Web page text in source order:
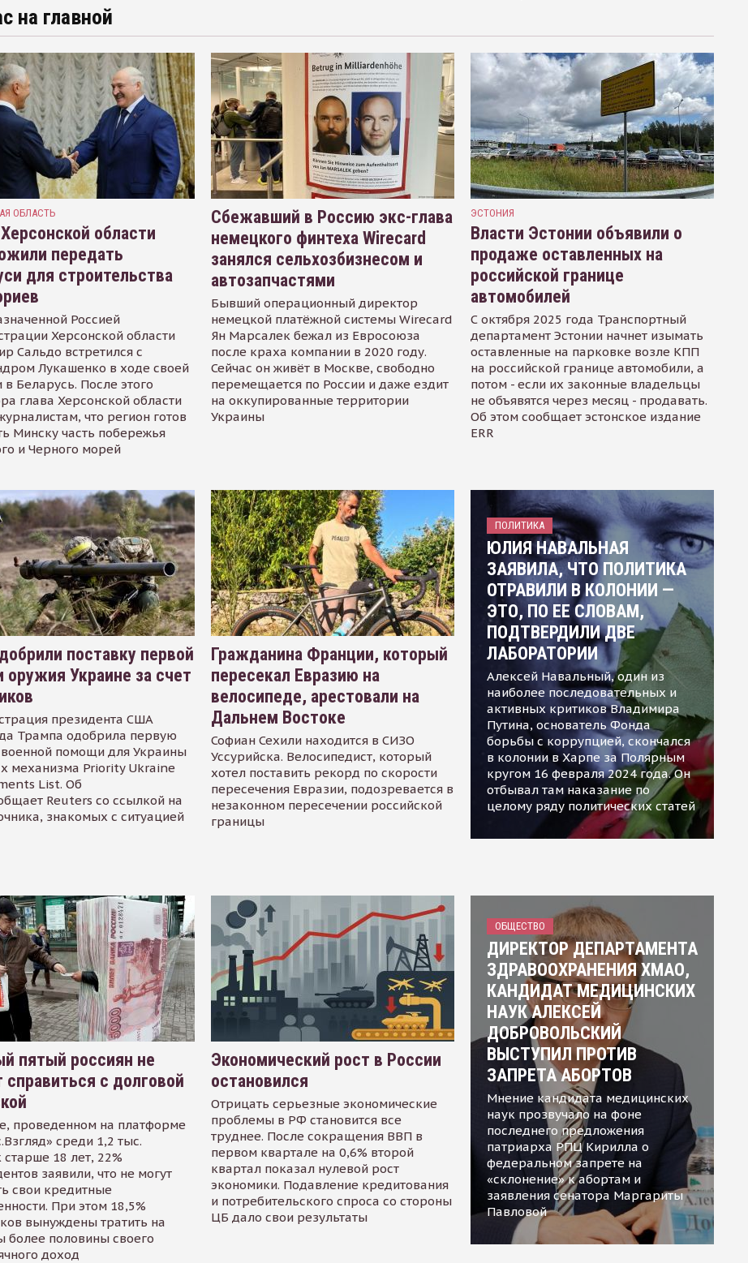
на главной
ОБЛАСТЬ
области
передать
для строительства
Россией
Херсонской области
Сальдо встретился с
Лукашенко в ходе своей
в Беларусь. После этого
глава Херсонской области
что регион готов
Минску часть побережья
и Черного морей
Сбежавший в Россию экс-глава
немецкого финтеха Wirecard
занялся сельхозбизнесом и
автозапчастями
Бывший операционный директор
немецкой платёжной системы Wirecard
Ян Марсалек бежал из Евросоюза
после краха компании в 2020 году.
Сейчас он живёт в Москве, свободно
перемещается по России и даже ездит
на оккупированные территории
Украины
ЭСТОНИЯ
Власти Эстонии объявили о
продаже оставленных на
российской границе
автомобилей
С октября 2025 года Транспортный
департамент Эстонии начнет изымать
оставленные на парковке возле КПП
на российской границе автомобили, а
потом - если их законные владельцы
не объявятся через месяц - продавать.
Об этом сообщает эстонское издание
ERR
поставку первой
оружия Украине за счет
президента США
Трампа одобрила первую
помощи для Украины
механизма Priority Ukraine
List. Об
Reuters со ссылкой на
знакомых с ситуацией
Гражданина Франции, который
пересекал Евразию на
велосипеде, арестовали на
Дальнем Востоке
Софиан Сехили находится в СИЗО
Уссурийска. Велосипедист, который
хотел поставить рекорд по скорости
пересечения Евразии, подозревается в
незаконном пересечении российской
границы
ПОЛИТИКА
ЮЛИЯ НАВАЛЬНАЯ
ЗАЯВИЛА, ЧТО ПОЛИТИКА
ОТРАВИЛИ В КОЛОНИИ —
ЭТО, ПО ЕЕ СЛОВАМ,
ПОДТВЕРДИЛИ ДВЕ
ЛАБОРАТОРИИ
Алексей Навальный, один из
наиболее последовательных и
активных критиков Владимира
Путина, основатель Фонда
борьбы с коррупцией, скончался
в колонии в Харпе за Полярным
кругом 16 февраля 2024 года. Он
отбывал там наказание по
целому ряду политических статей
пятый россиян не
с долговой
проведенном на платформе
среди 1,2 тыс.
старше 18 лет, 22%
заявили, что не могут
свои кредитные
При этом 18,5%
вынуждены тратить на
более половины своего
доход
Экономический рост в России
остановился
Отрицать серьезные экономические
проблемы в РФ становится все
труднее. После сокращения ВВП в
первом квартале на 0,6% второй
квартал показал нулевой рост
экономики. Подавление кредитования
и потребительского спроса со стороны
ЦБ дало свои результаты
ОБЩЕСТВО
ДИРЕКТОР ДЕПАРТАМЕНТА
ЗДРАВООХРАНЕНИЯ ХМАО,
КАНДИДАТ МЕДИЦИНСКИХ
НАУК АЛЕКСЕЙ
ДОБРОВОЛЬСКИЙ
ВЫСТУПИЛ ПРОТИВ
ЗАПРЕТА АБОРТОВ
Мнение кандидата медицинских
наук прозвучало на фоне
последнего предложения
патриарха РПЦ Кирилла о
федеральном запрете на
«склонение» к абортам и
заявления сенатора Маргариты
Павловой